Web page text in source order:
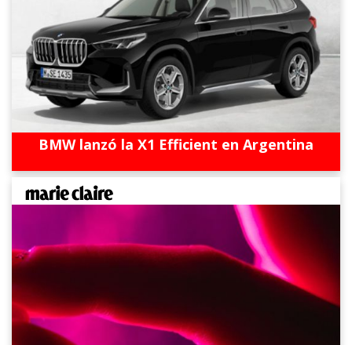
BMW lanzó la X1 Efficient en Argentina